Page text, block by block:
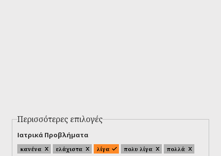
Περισσότερες επιλογές
Ιατρικά Προβλήματα
κανένα ελάχιστα λίγα πολυ λίγα
πολλά